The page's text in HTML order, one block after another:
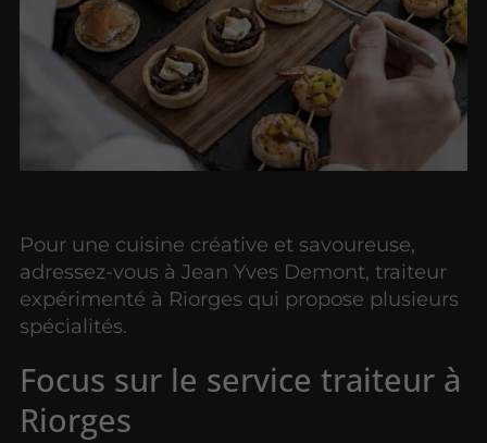
Pour une cuisine créative et savoureuse,
adressez-vous à Jean Yves Demont, traiteur
expérimenté à Riorges qui propose plusieurs
spécialités.
Focus sur le service traiteur à
Riorges